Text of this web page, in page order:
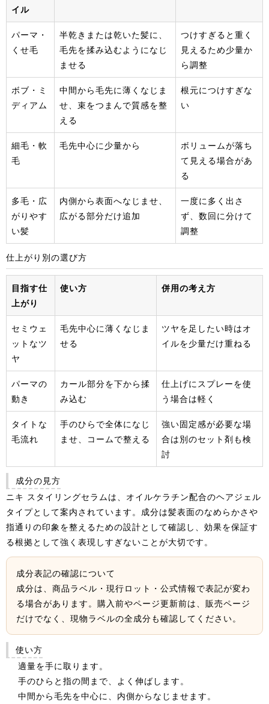
イル
パーマ・
くせ毛
半乾きまたは乾いた髪に、
毛先を揉み込むようになじ
ませる
つけすぎると重く
見えるため少量か
ら調整
ボブ・ミ
ディアム
中間から毛先に薄くなじま
せ、束をつまんで質感を整
える
根元につけすぎな
い
細毛・軟
毛
毛先中心に少量から
ボリュームが落ち
て見える場合があ
る
多毛・広
がりやす
い髪
内側から表面へなじませ、
広がる部分だけ追加
一度に多く出さ
ず、数回に分けて
調整
仕上がり別の選び方
目指す仕
上がり
使い方 併用の考え方
セミウェ
ットなツ
ヤ
毛先中心に薄くなじま
せる
ツヤを足したい時はオ
イルを少量だけ重ねる
パーマの
動き
カール部分を下から揉
み込む
仕上げにスプレーを使
う場合は軽く
タイトな
毛流れ
手のひらで全体になじ
ませ、コームで整える
強い固定感が必要な場
合は別のセット剤も検
討
成分の見方
ニキ スタイリングセラムは、オイルケラチン配合のヘアジェル
タイプとして案内されています。成分は髪表面のなめらかさや
指通りの印象を整えるための設計として確認し、効果を保証す
る根拠として強く表現しすぎないことが大切です。
成分表記の確認について
成分は、商品ラベル・現行ロット・公式情報で表記が変わ
る場合があります。購入前やページ更新前は、販売ページ
だけでなく、現物ラベルの全成分も確認してください。
使い方
適量を手に取ります。
手のひらと指の間まで、よく伸ばします。
中間から毛先を中心に、内側からなじませます。